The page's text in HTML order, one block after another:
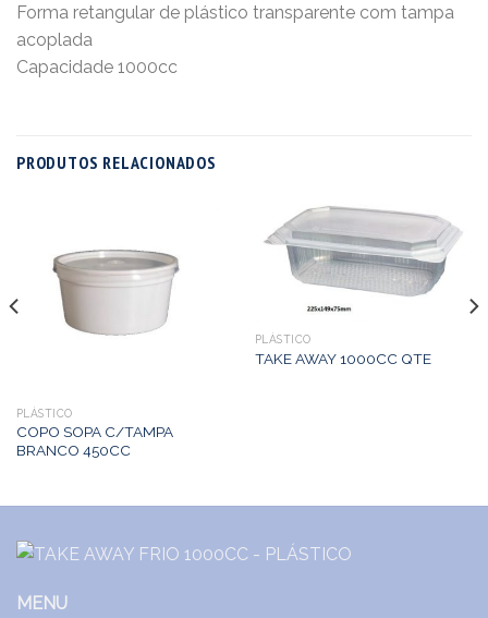
Forma retangular de plástico transparente com tampa
acoplada
Capacidade 1000cc
PRODUTOS RELACIONADOS
PLÁSTICO
COPO SOPA C/TAMPA
BRANCO 450CC
PLÁSTICO
TAKE AWAY 1000CC QTE
MENU